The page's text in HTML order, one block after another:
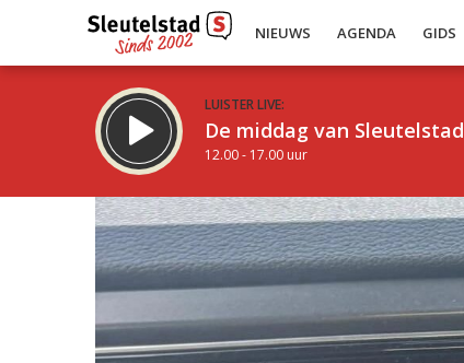
NIEUWS AGENDA GIDS
LUISTER LIVE:
De middag van Sleutelstad
12.00 - 17.00 uur